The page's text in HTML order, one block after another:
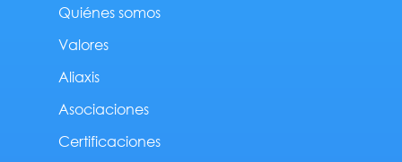
Quiénes somos
Valores
Aliaxis
Asociaciones
Certificaciones